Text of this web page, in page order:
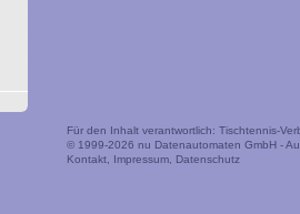
Für den Inhalt verantwortlich: Tischtennis-
© 1999-2026 nu Datenautomaten GmbH -
Kontakt
Impressum Datenschutz